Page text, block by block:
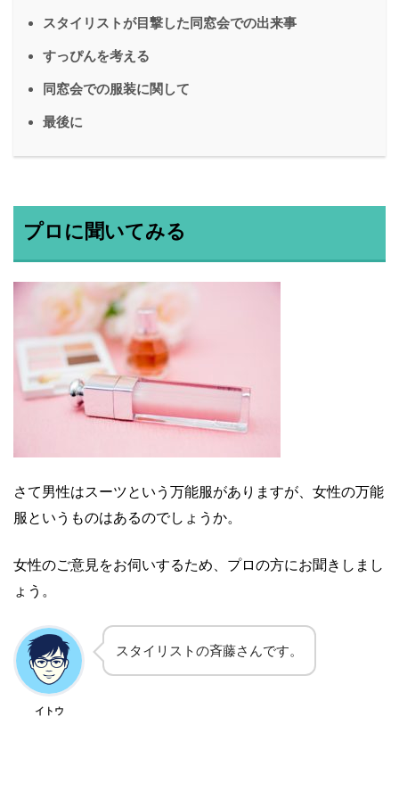
スタイリストが目撃した同窓会での出来事
すっぴんを考える
同窓会での服装に関して
最後に
プロに聞いてみる
さて男性はスーツという万能服がありますが、女性の万能
服というものはあるのでしょうか。
女性のご意見をお伺いするため、プロの方にお聞きしまし
ょう。
イトウ
スタイリストの斉藤さんです。